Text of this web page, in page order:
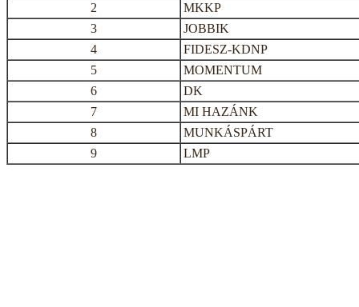
2
MKKP
3
JOBBIK
4
FIDESZ-KDNP
5
MOMENTUM
6
DK
7
MI HAZÁNK
8
MUNKÁSPÁRT
9
LMP